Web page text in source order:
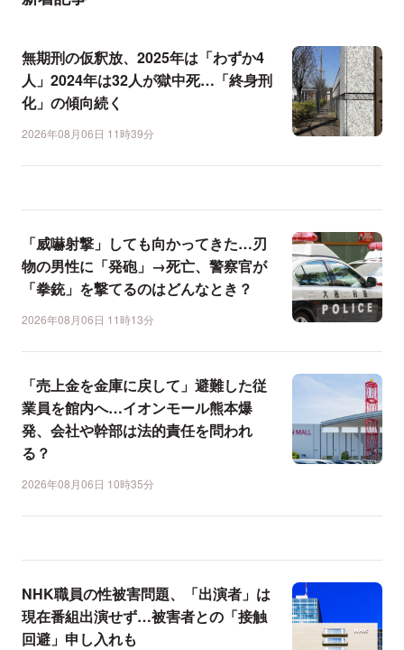
無期刑の仮釈放、2025年は「わずか4
人」2024年は32人が獄中死…「終身刑
化」の傾向続く
2026年08月06日 11時39分
「威嚇射撃」しても向かってきた…刃
物の男性に「発砲」→死亡、警察官が
「拳銃」を撃てるのはどんなとき？
2026年08月06日 11時13分
「売上金を金庫に戻して」避難した従
業員を館内へ…イオンモール熊本爆
発、会社や幹部は法的責任を問われ
る？
2026年08月06日 10時35分
NHK職員の性被害問題、「出演者」は
現在番組出演せず…被害者との「接触
回避」申し入れも